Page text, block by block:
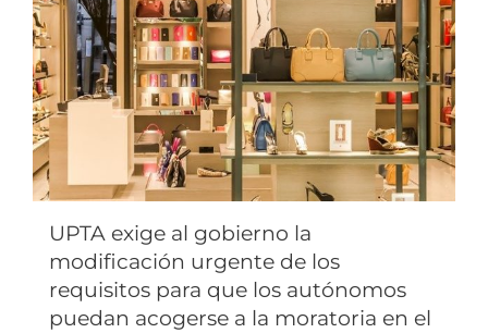
UPTA exige al gobierno la
modificación urgente de los
requisitos para que los autónomos
puedan acogerse a la moratoria en el